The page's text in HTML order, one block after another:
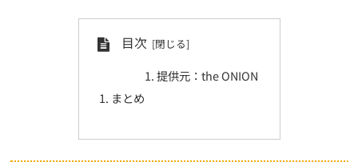
目次
提供元：the ONION
まとめ